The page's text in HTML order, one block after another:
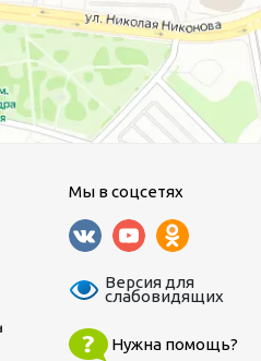
Мы в соцсетях
Версия для
слабовидящих
Нужна помощь?